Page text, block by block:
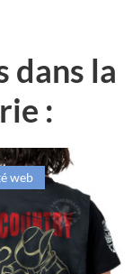
dans la
:
web